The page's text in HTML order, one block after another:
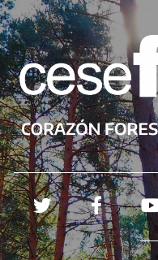
Redes sociales